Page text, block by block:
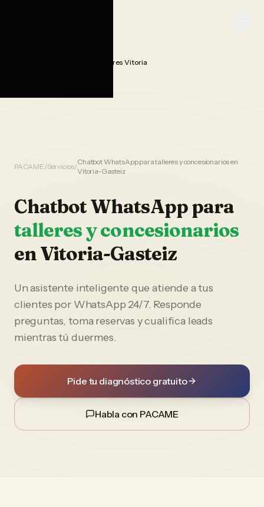
Chatbot Whatsapp Ia Talleres Vitoria
PACAME/Servicios/
Chatbot WhatsApp para talleres y concesionarios en
Vitoria-Gasteiz
Chatbot WhatsApppara
talleres y concesionarios
enVitoria-Gasteiz
Un asistente inteligente que atiende a tus
clientes por WhatsApp 24/7. Responde
preguntas, toma reservas y cualifica leads
mientras tú duermes.
Pide tu diagnóstico gratuito
Habla con PACAME